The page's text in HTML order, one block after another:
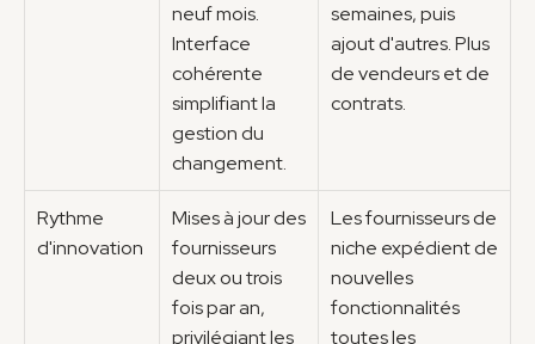
neuf mois.
Interface
cohérente
simplifiant la
gestion du
changement.
semaines, puis
ajout d'autres. Plus
de vendeurs et de
contrats.
Rythme
d'innovation
Mises à jour des
fournisseurs
deux ou trois
fois par an,
privilégiant les
Les fournisseurs de
niche expédient de
nouvelles
fonctionnalités
toutes les